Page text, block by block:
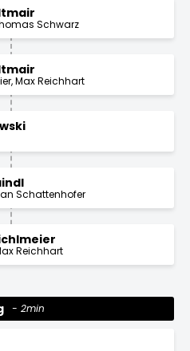
Schwarz
Max Reichhart
Schattenhofer
Reichhart
2min